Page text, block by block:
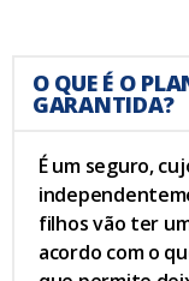
O QUE É O
GARANTIDA?
É um seguro,
filhos vão ter
acordo com o